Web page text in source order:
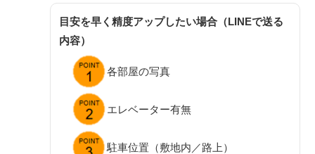
目安を早く精度アップしたい場合（LINEで送る
内容）
各部屋の写真
エレベーター有無
駐車位置（敷地内／路上）